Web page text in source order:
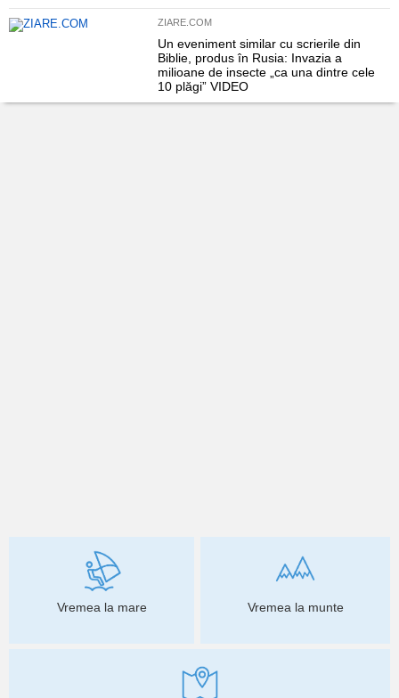
ZIARE.COM
Un eveniment similar cu scrierile din
Biblie, produs în Rusia: Invazia a
milioane de insecte „ca una dintre cele
10 plăgi” VIDEO
Vremea la mare Vremea la munte